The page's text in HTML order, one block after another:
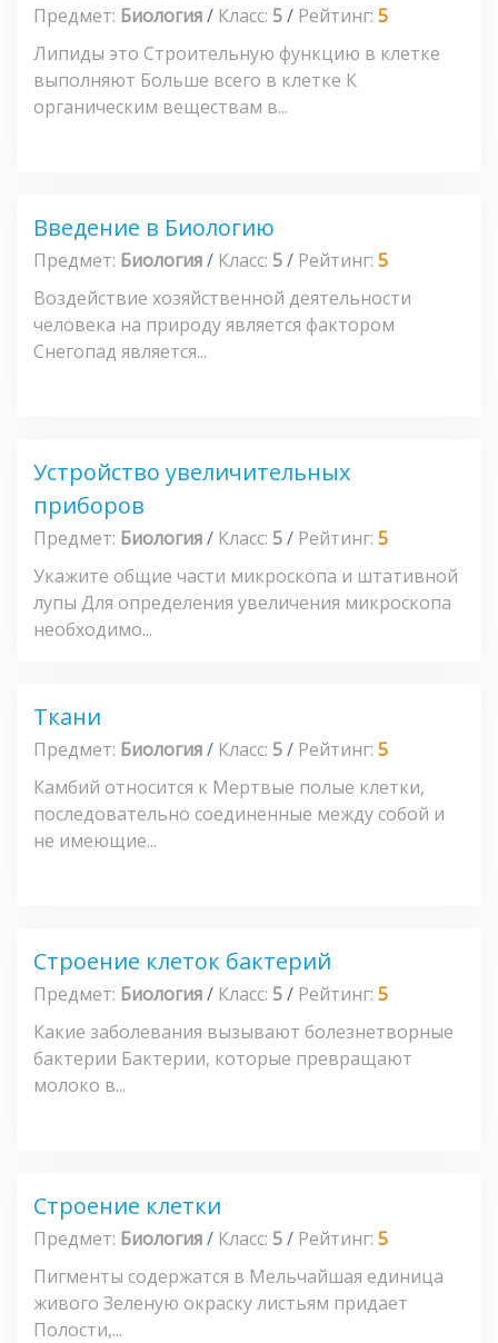
Предмет: Биология/ Класс: 5/ Рейтинг: 5
Липиды это Строительную функцию в клетке
выполняют Больше всего в клетке К
органическим веществам в...
Введение в Биологию
Предмет: Биология/ Класс: 5/ Рейтинг: 5
Воздействие хозяйственной деятельности
человека на при­роду является фактором
Снегопад является...
Устройство увеличительных
приборов
Предмет: Биология/ Класс: 5/ Рейтинг: 5
Укажите общие части микроскопа и штативной
лупы Для определения увеличения микроскопа
необходимо...
Ткани
Предмет: Биология/ Класс: 5/ Рейтинг: 5
Камбий относится к Мертвые полые клетки,
последовательно соединенные между собой и
не имеющие...
Строение клеток бактерий
Предмет: Биология/ Класс: 5/ Рейтинг: 5
Какие заболевания вызывают болезнетворные
бактерии Бактерии, которые превращают
молоко в...
Строение клетки
Предмет: Биология/ Класс: 5/ Рейтинг: 5
Пигменты содержатся в Мельчайшая единица
живого Зеленую окраску листьям придает
Полости,...